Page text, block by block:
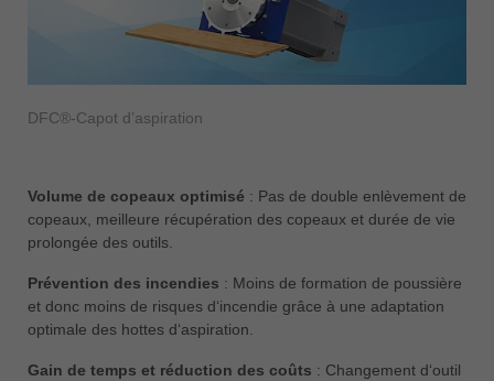
DFC®-Capot d’aspiration
Volume de copeaux optimisé : Pas de double enlèvement de
copeaux, meilleure récupération des copeaux et durée de vie
prolongée des outils.
Prévention des incendies : Moins de formation de poussière
et donc moins de risques d‘incendie grâce à une adaptation
optimale des hottes d‘aspiration.
Gain de temps et réduction des coûts : Changement d‘outil